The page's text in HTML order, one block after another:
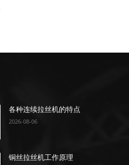
各种连续拉丝机的特点
2026-08-06
铜丝拉丝机工作原理